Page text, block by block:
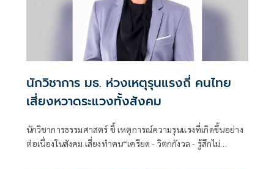
นักวิชาการ มธ. ห่วงเหตุรุนแรงถี่ คนไทย
เสี่ยงหวาดระแวงทั้งสังคม
นักวิชาการธรรมศาสตร์ ชี้ เหตุการณ์ความรุนแรงที่เกิดขึ้นอย่าง
ต่อเนื่องในสังคม เสี่ยงทำคน“เครียด - วิตกกังวล - รู้สึกไม่